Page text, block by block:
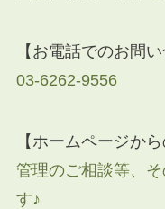
【お電話でのお問
03-6262-9556
【ホームページか
管理のご相談等、
す♪